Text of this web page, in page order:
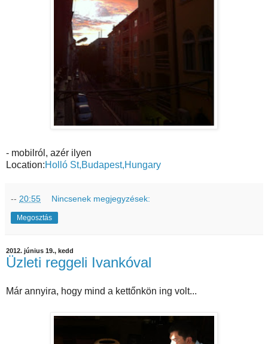
- mobilról, azér ilyen
Location:Holló St,Budapest,Hungary
-- 20:55 Nincsenek megjegyzések:
Megosztás
2012. június 19., kedd
Üzleti reggeli Ivankóval
Már annyira, hogy mind a kettőnkön ing volt...